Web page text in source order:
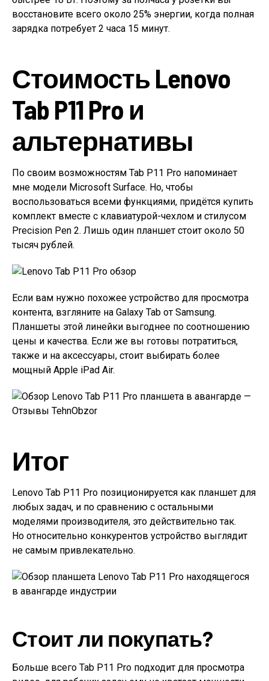
восстановите всего около 25% энергии, когда полная
зарядка потребует 2 часа 15 минут.
Стоимость Lenovo
Tab P11 Pro и
альтернативы
По своим возможностям Tab P11 Pro напоминает
мне модели Microsoft Surface. Но, чтобы
воспользоваться всеми функциями, придётся купить
комплект вместе с клавиатурой-чехлом и стилусом
Precision Pen 2. Лишь один планшет стоит около 50
тысяч рублей.
Если вам нужно похожее устройство для просмотра
контента, взгляните на Galaxy Tab от Samsung.
Планшеты этой линейки выгоднее по соотношению
цены и качества. Если же вы готовы потратиться,
также и на аксессуары, стоит выбирать более
мощный Apple iPad Air.
Итог
Lenovo Tab P11 Pro позиционируется как планшет для
любых задач, и по сравнению с остальными
моделями производителя, это действительно так.
Но относительно конкурентов устройство выглядит
не самым привлекательно.
Стоит ли покупать?
Больше всего Tab P11 Pro подходит для просмотра